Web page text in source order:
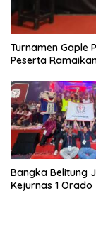
Turnamen Gaple
Peserta
Bangka Belitung
Kejurnas 1 Orado